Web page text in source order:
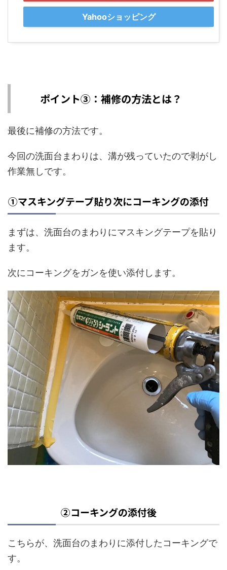
Yahooショッピング
ポイント③：補修の方法とは？
最後に補修の方法です。
今回の洗面台まわりは、溝が残っていたので剥がし
作業無しです。
①マスキングテープ貼り次にコーキングの添付
まずは、洗面台のまわりにマスキングテープを貼り
ます。
次にコーキングをガンを使い添付します。
②コーキングの添付後
こちらが、洗面台のまわりに添付したコーキングで
す。